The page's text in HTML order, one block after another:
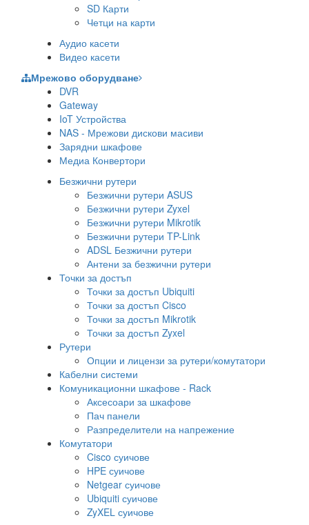
SD Карти
Четци на карти
Аудио касети
Видео касети
Мрежово оборудване
DVR
Gateway
IoT Устройства
NAS - Мрежови дискови масиви
Зарядни шкафове
Медиа Конвертори
Безжични рутери
Безжични рутери ASUS
Безжични рутери Zyxel
Безжични рутери Mikrotik
Безжични рутери TP-Link
ADSL Безжични рутери
Антени за безжични рутери
Точки за достъп
Точки за достъп Ubiquiti
Точки за достъп Cisco
Точки за достъп Mikrotik
Точки за достъп Zyxel
Рутери
Опции и лицензи за рутери/комутатори
Кабелни системи
Комуникационни шкафове - Rack
Аксесоари за шкафове
Пач панели
Разпределители на напрежение
Комутатори
Cisco суичове
HPE суичове
Netgear суичове
Ubiquiti суичове
ZyXEL суичове